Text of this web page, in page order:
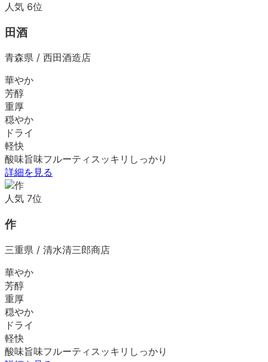
人気 6位
田酒
青森県 / 西田酒造店
華やか
芳醇
重厚
穏やか
ドライ
軽快
酸味旨味フルーティ スッキリ しっかり
詳細を見る
人気 7位
作
三重県 / 清水清三郎商店
華やか
芳醇
重厚
穏やか
ドライ
軽快
酸味旨味フルーティ スッキリ しっかり